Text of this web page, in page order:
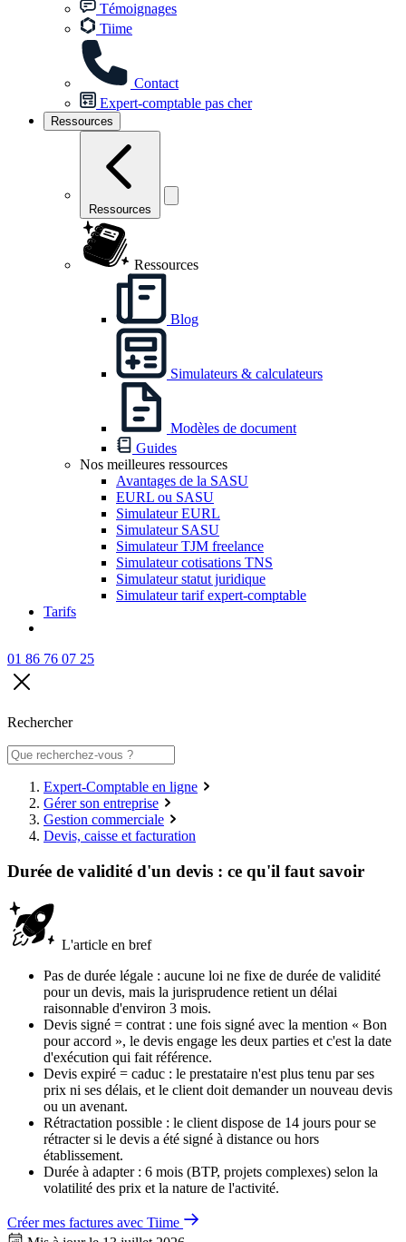
Témoignages
Tiime
Contact
Expert-comptable pas cher
Ressources
Ressources
Ressources
Blog
Simulateurs & calculateurs
Modèles de document
Guides
Nos meilleures ressources
Avantages de la SASU
EURL ou SASU
Simulateur EURL
Simulateur SASU
Simulateur TJM freelance
Simulateur cotisations TNS
Simulateur statut juridique
Simulateur tarif expert-comptable
Tarifs
01 86 76 07 25
Rechercher
Expert-Comptable en ligne
Gérer son entreprise
Gestion commerciale
Devis, caisse et facturation
Durée de validité d'un devis : ce qu'il faut savoir
L'article en bref
Pas de durée légale : aucune loi ne fixe de durée de validité
pour un devis, mais la jurisprudence retient un délai
raisonnable d'environ 3 mois.
Devis signé = contrat : une fois signé avec la mention « Bon
pour accord », le devis engage les deux parties et c'est la date
d'exécution qui fait référence.
Devis expiré = caduc : le prestataire n'est plus tenu par ses
prix ni ses délais, et le client doit demander un nouveau devis
ou un avenant.
Rétractation possible : le client dispose de 14 jours pour se
rétracter si le devis a été signé à distance ou hors
établissement.
Durée à adapter : 6 mois (BTP, projets complexes) selon la
volatilité des prix et la nature de l'activité.
Créer mes factures avec Tiime